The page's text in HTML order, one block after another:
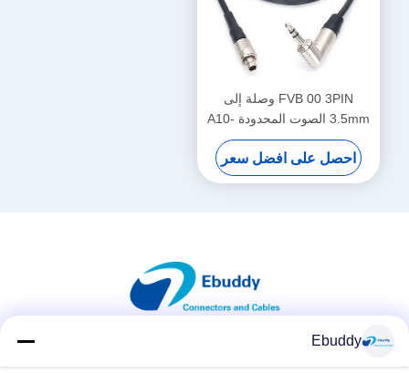
FVB 00 3PIN وصلة إلى
3.5mm الصوت المحدودة A10-
TX كابل رمز الوقت
احصل على افضل سعر
Ebuddy